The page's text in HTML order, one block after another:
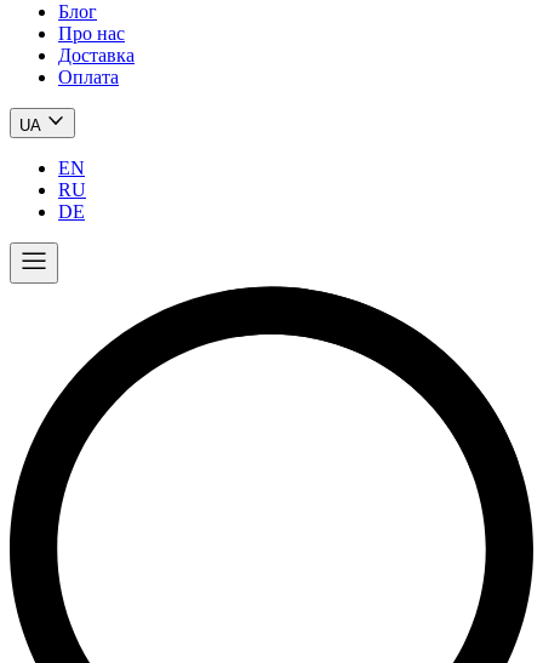
Блог
Про нас
Доставка
Оплата
UA
EN
RU
DE